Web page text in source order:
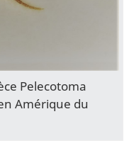
Pelecotoma
Amérique du